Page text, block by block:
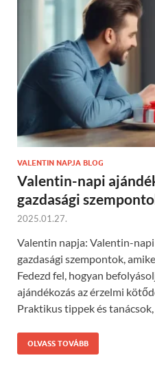
VALENTIN NAPJA BLOG
Valentin-napi
gazdasági
2025.01.27.
Valentin napja: Valentin-
gazdasági szempontok,
Fedezd fel, hogyan
ajándékozás az érzelmi
Praktikus tippek és
OLVASS TOVÁBB